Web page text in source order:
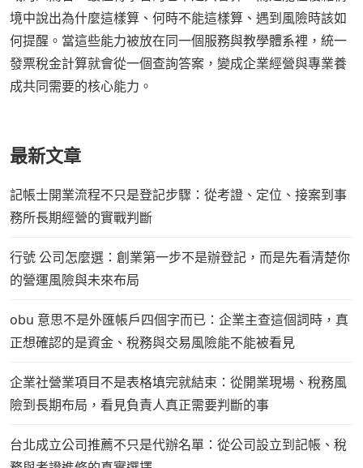
境中說出為什麼這樣算、何時不能這樣算、遇到風險時該如
何提醒。當這些能力被放在同一個服務與教學體系裡，統一
發票稅金計算就會從一個查詢答案，變成企業經營與專業養
成共同需要的核心能力。
最新文章
記帳士開業流程不只是登記步驟：從考證、定位、接案到事
務所長期經營的實戰判斷
行號 公司怎麼選：創業第一步不是辦登記，而是先看清楚你
的營運風險與未來布局
obu 意思不是外匯帳戶四個字而已：企業主查這個詞時，真
正想確認的是資金、稅務與交易風險能不能被看見
企業社營業項目不是表格填完就結束：從開業現場、稅務風
險到長期布局，看見負責人真正需要判斷的事
台北成立公司推薦不只是代辦名單：從公司設立到記帳、稅